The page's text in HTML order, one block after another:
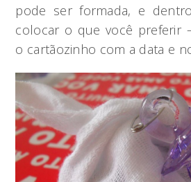
pode ser formada, e
colocar o que você preferir
o cartãozinho com a data e